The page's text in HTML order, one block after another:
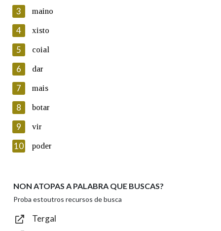
En cumprimento da normativa vixente en materia de
Protección de Datos de Carácter Persoal, a Real Academia
Galega informa a aqueles usuarios que faciliten o seu correo
electrónico, así como calquera outra información de carácter
persoal, que estes datos serán obxecto de tratamento
automatizado de carácter confidencial e incorporados aos seus
ficheiros informáticos. Así mesmo, os usuarios poderán exercer o
seu dereito de acceso, rectificación, oposición e cancelación dos
seus datos poñéndose en contacto connosco.
Lin e acepto as condicións da política de
Introduce o código que aparece na imaxe:
Texto de verificación
3 maino
4 xisto
5 coial
6 dar
7 mais
8 botar
9 vir
10 poder
NON ATOPAS A PALABRA QUE BUSCAS?
Proba estoutros recursos de busca
Tergal